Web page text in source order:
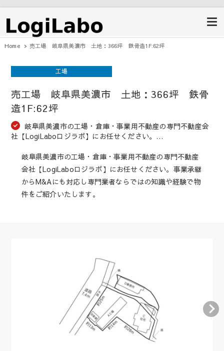
ロジラボ
動車整備工場・倉庫・事業用不動産
のポータルサイト
Home 売工場 岐阜県美濃市 土地：366坪 鉄骨造1F:62坪
工場
売工場 岐阜県美濃市 土地：366坪 鉄骨
造1F:62坪
岐阜県美濃市の工場・倉庫・事業用不動産の専門不動産会
社【LogiLaboロジラボ】にお任せください。…
岐阜県美濃市の工場・倉庫・事業用不動産の専門不動産
会社【LogiLaboロジラボ】にお任せください。事業承継
からM&Aにも対応し専門業者ならではの知識や経験で物
件をご紹介いたします。